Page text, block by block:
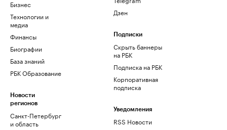
Бизнес
Технологии и
медиа
Финансы
Биографии
База знаний
РБК Образование
Новости
регионов
Санкт-Петербург
и область
Дзен
Подписки
Скрыть баннеры
на РБК
Подписка на РБК
Корпоративная
подписка
Уведомления
RSS Новости